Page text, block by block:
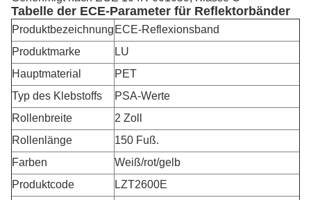
Tabelle der ECE-Parameter für Reflektorbänder
Produktbezeichnung ECE-Reflexionsband
Produktmarke
LU
Hauptmaterial
PET
Typ des Klebstoffs
PSA-Werte
Rollenbreite
2 Zoll
Rollenlänge
150 Fuß.
Farben
Weiß/rot/gelb
Produktcode
LZT2600E